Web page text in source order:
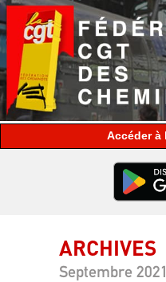
ARCHIVES
Septembre 2021